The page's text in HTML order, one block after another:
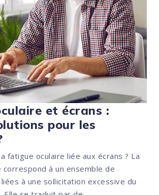
et écrans :
pour les
fatigue oculaire liée aux écrans ? La
à un ensemble de
à une sollicitation excessive du